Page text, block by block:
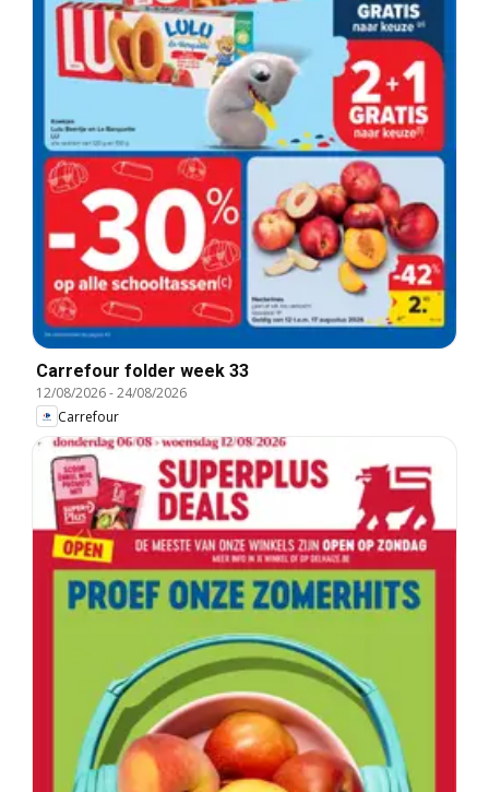
Carrefour folder week 33
12/08/2026-24/08/2026
Carrefour